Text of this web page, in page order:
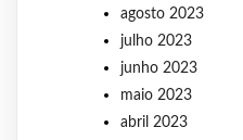
agosto 2023
julho 2023
junho 2023
maio 2023
abril 2023